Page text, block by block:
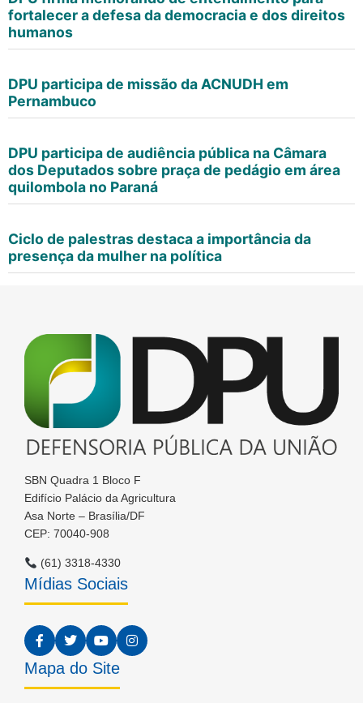
fortalecer a defesa da democracia e dos direitos
humanos
DPU participa de missão da ACNUDH em
Pernambuco
DPU participa de audiência pública na Câmara
dos Deputados sobre praça de pedágio em área
quilombola no Paraná
Ciclo de palestras destaca a importância da
presença da mulher na política
SBN Quadra 1 Bloco F
Edifício Palácio da Agricultura
Asa Norte – Brasília/DF
CEP: 70040-908
(61) 3318-4330
Mídias Sociais
Mapa do Site